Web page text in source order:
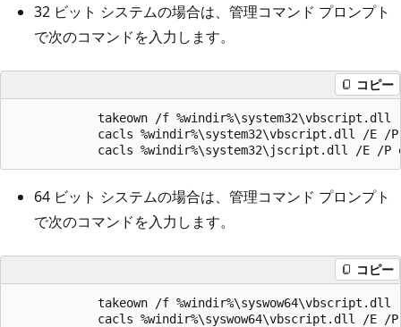
32 ビット システムの場合は、管理コマンド プロンプト
で次のコマンドを入力します。
コピー
takeown /f
cacls %windir%\system32\vbscript.dll /E
64 ビット システムの場合は、管理コマンド プロンプト
で次のコマンドを入力します。
コピー
takeown /f
cacls %windir%\syswow64\vbscript.dll /E